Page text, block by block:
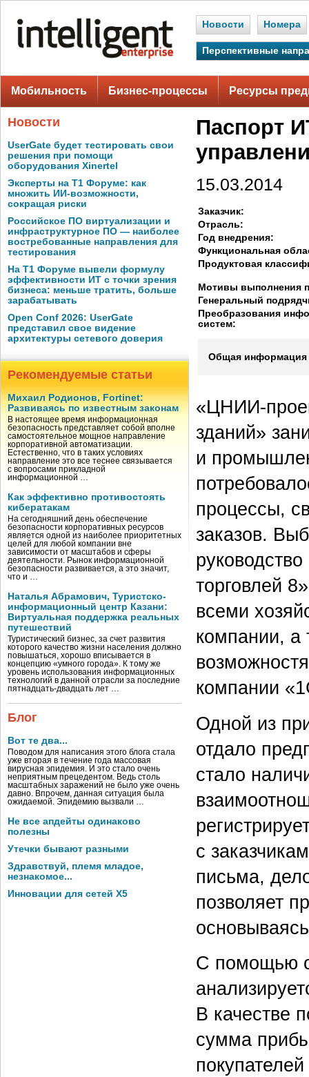
Новости Номера
Перспективные
Мобильность Бизнес-процессы Ресурсы
Новости
UserGate будет тестировать свои
решения при помощи
оборудования Xinertel
Эксперты на Т1 Форуме: как
множить ИИ-возможности,
сокращая риски
Российское ПО виртуализации и
инфраструктурное ПО — наиболее
востребованные направления для
тестирования
На Т1 Форуме вывели формулу
эффективности ИТ с точки зрения
бизнеса: меньше тратить, больше
зарабатывать
Open Conf 2026: UserGate
представил свое видение
архитектуры сетевого доверия
Рекомендуемые статьи
Михаил Родионов, Fortinet:
Развиваясь по известным законам
В настоящее время информационная
безопасность представляет собой вполне
самостоятельное мощное направление
корпоративной автоматизации.
Естественно, что в таких условиях
направление это все теснее связывается
с вопросами прикладной
информационной …
Как эффективно противостоять
кибератакам
На сегодняшний день обеспечение
безопасности корпоративных ресурсов
является одной из наиболее приоритетных
целей для любой компании вне
зависимости от масштабов и сферы
деятельности. Рынок информационной
безопасности развивается, а это значит,
что и …
Наталья Абрамович, Туристско-
информационный центр Казани:
Виртуальная поддержка реальных
путешествий
Туристический бизнес, за счет развития
которого качество жизни населения должно
повышаться, хорошо вписывается в
концепцию «умного города». К тому же
уровень использования информационных
технологий в данной отрасли за последние
пятнадцать-двадцать лет …
Блог
Вот те два...
Поводом для написания этого блога стала
уже вторая в течение года массовая
вирусная эпидемия. И это стало очень
неприятным прецедентом. Ведь столь
масштабных заражений не было уже очень
давно. Впрочем, данная ситуация была
ожидаемой. Эпидемию вызвали …
Не все апдейты одинаково
полезны
Утечки бывают разными
Здравствуй, племя младое,
незнакомое...
Инновации для сетей X5
Паспорт
15.03.2014
Заказчик:
Отрасль:
Год внедрения:
Функциональная
Продуктовая
Мотивы выполнения
Генеральный
Преобразования
систем:
Общая информация
«ЦНИИ-
зданий»
и
процессы,
заказов.
торговлей
всеми
компании, а
компании
Одной из
отдало
стало
с
письма,
позволяет
С помощью
В качестве
сумма